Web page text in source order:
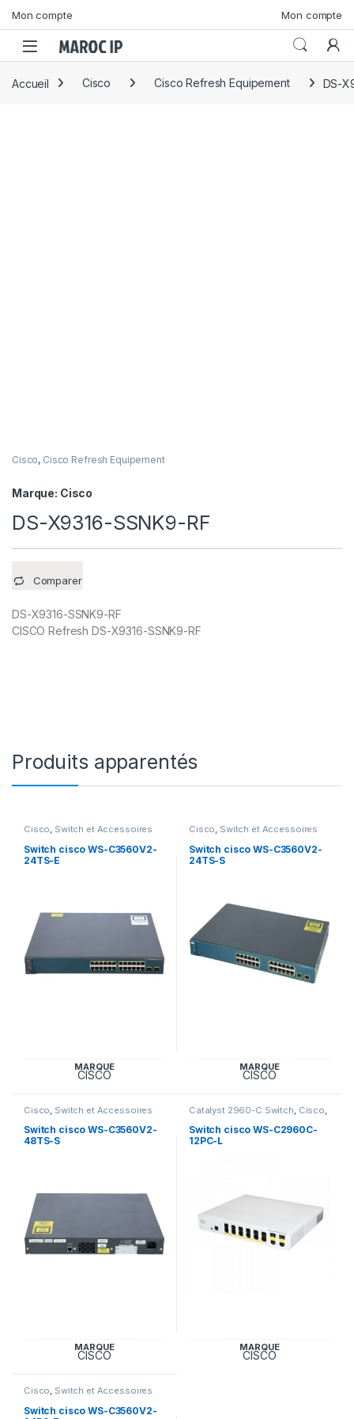
Mon compte Mon compte
Accueil Cisco Cisco Refresh Equipement DS-
Cisco, Cisco Refresh Equipement
Marque: Cisco
DS-X9316-SSNK9-RF
Comparer
DS-X9316-SSNK9-RF
CISCO Refresh DS-X9316-SSNK9-RF
Produits apparentés
Cisco, Switch et Accessoires
Switch cisco WS-C3560V2-
24TS-E
MARQUE
CISCO
Cisco, Switch et Accessoires
Switch cisco WS-C3560V2-
24TS-S
MARQUE
CISCO
Cisco Switch et Accessoires
Cisco
Switch cisco WS-C3560V2-
48TS-S
MARQUE
CISCO
Catalyst 2960-C Switch Cisco
Switch et Accessoires Cisco
Switch cisco WS-C2960C-
12PC-L
MARQUE
CISCO
Cisco, Switch et Accessoires
Switch cisco WS-C3560V2-